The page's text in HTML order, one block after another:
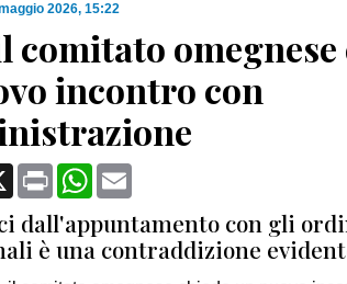
2026, 15:22
comitato omegnese
incontro con
X Print WhatsApp
dall'appuntamento con gli
è una contraddizione